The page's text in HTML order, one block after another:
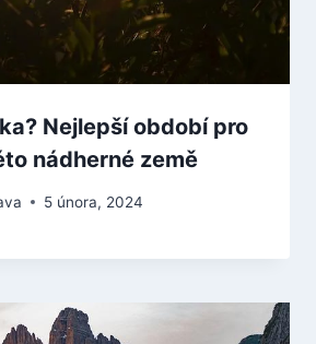
Nejlepší období pro
nádherné země
5 února, 2024